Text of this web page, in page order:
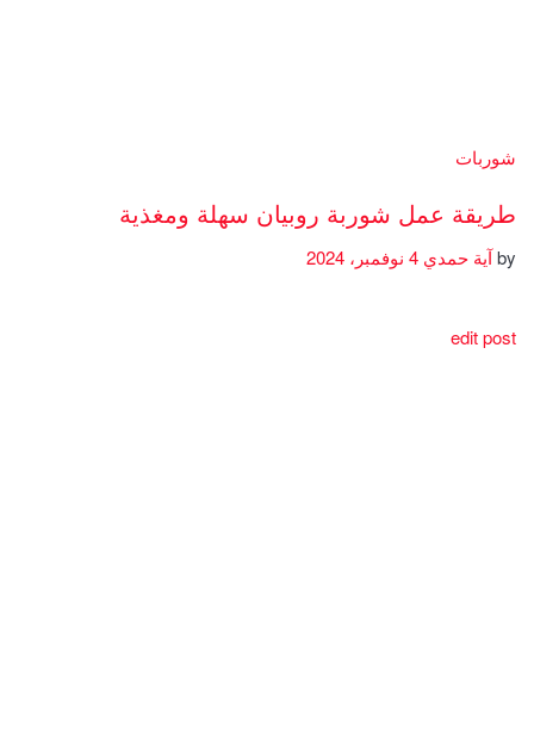
شوربات
طريقة عمل شوربة روبيان سهلة ومغذية
byآية حمدي
edit post